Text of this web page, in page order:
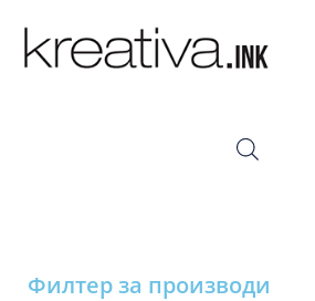
Филтер за производи